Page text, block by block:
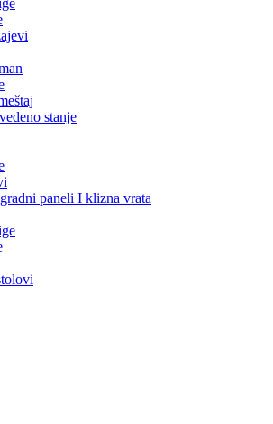
stanje
paneli I klizna vrata